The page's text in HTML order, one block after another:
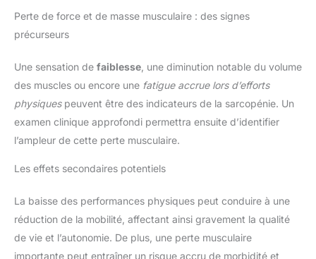
Perte de force et de masse musculaire : des signes
précurseurs
Une sensation de faiblesse , une diminution notable du volume
des muscles ou encore une fatigue accrue lors d’efforts
physiquespeuvent être des indicateurs de la sarcopénie. Un
examen clinique approfondi permettra ensuite d’identifier
l’ampleur de cette perte musculaire.
Les effets secondaires potentiels
La baisse des performances physiques peut conduire à une
réduction de la mobilité, affectant ainsi gravement la qualité
de vie et l’autonomie. De plus, une perte musculaire
importante peut entraîner un risque accru de morbidité et